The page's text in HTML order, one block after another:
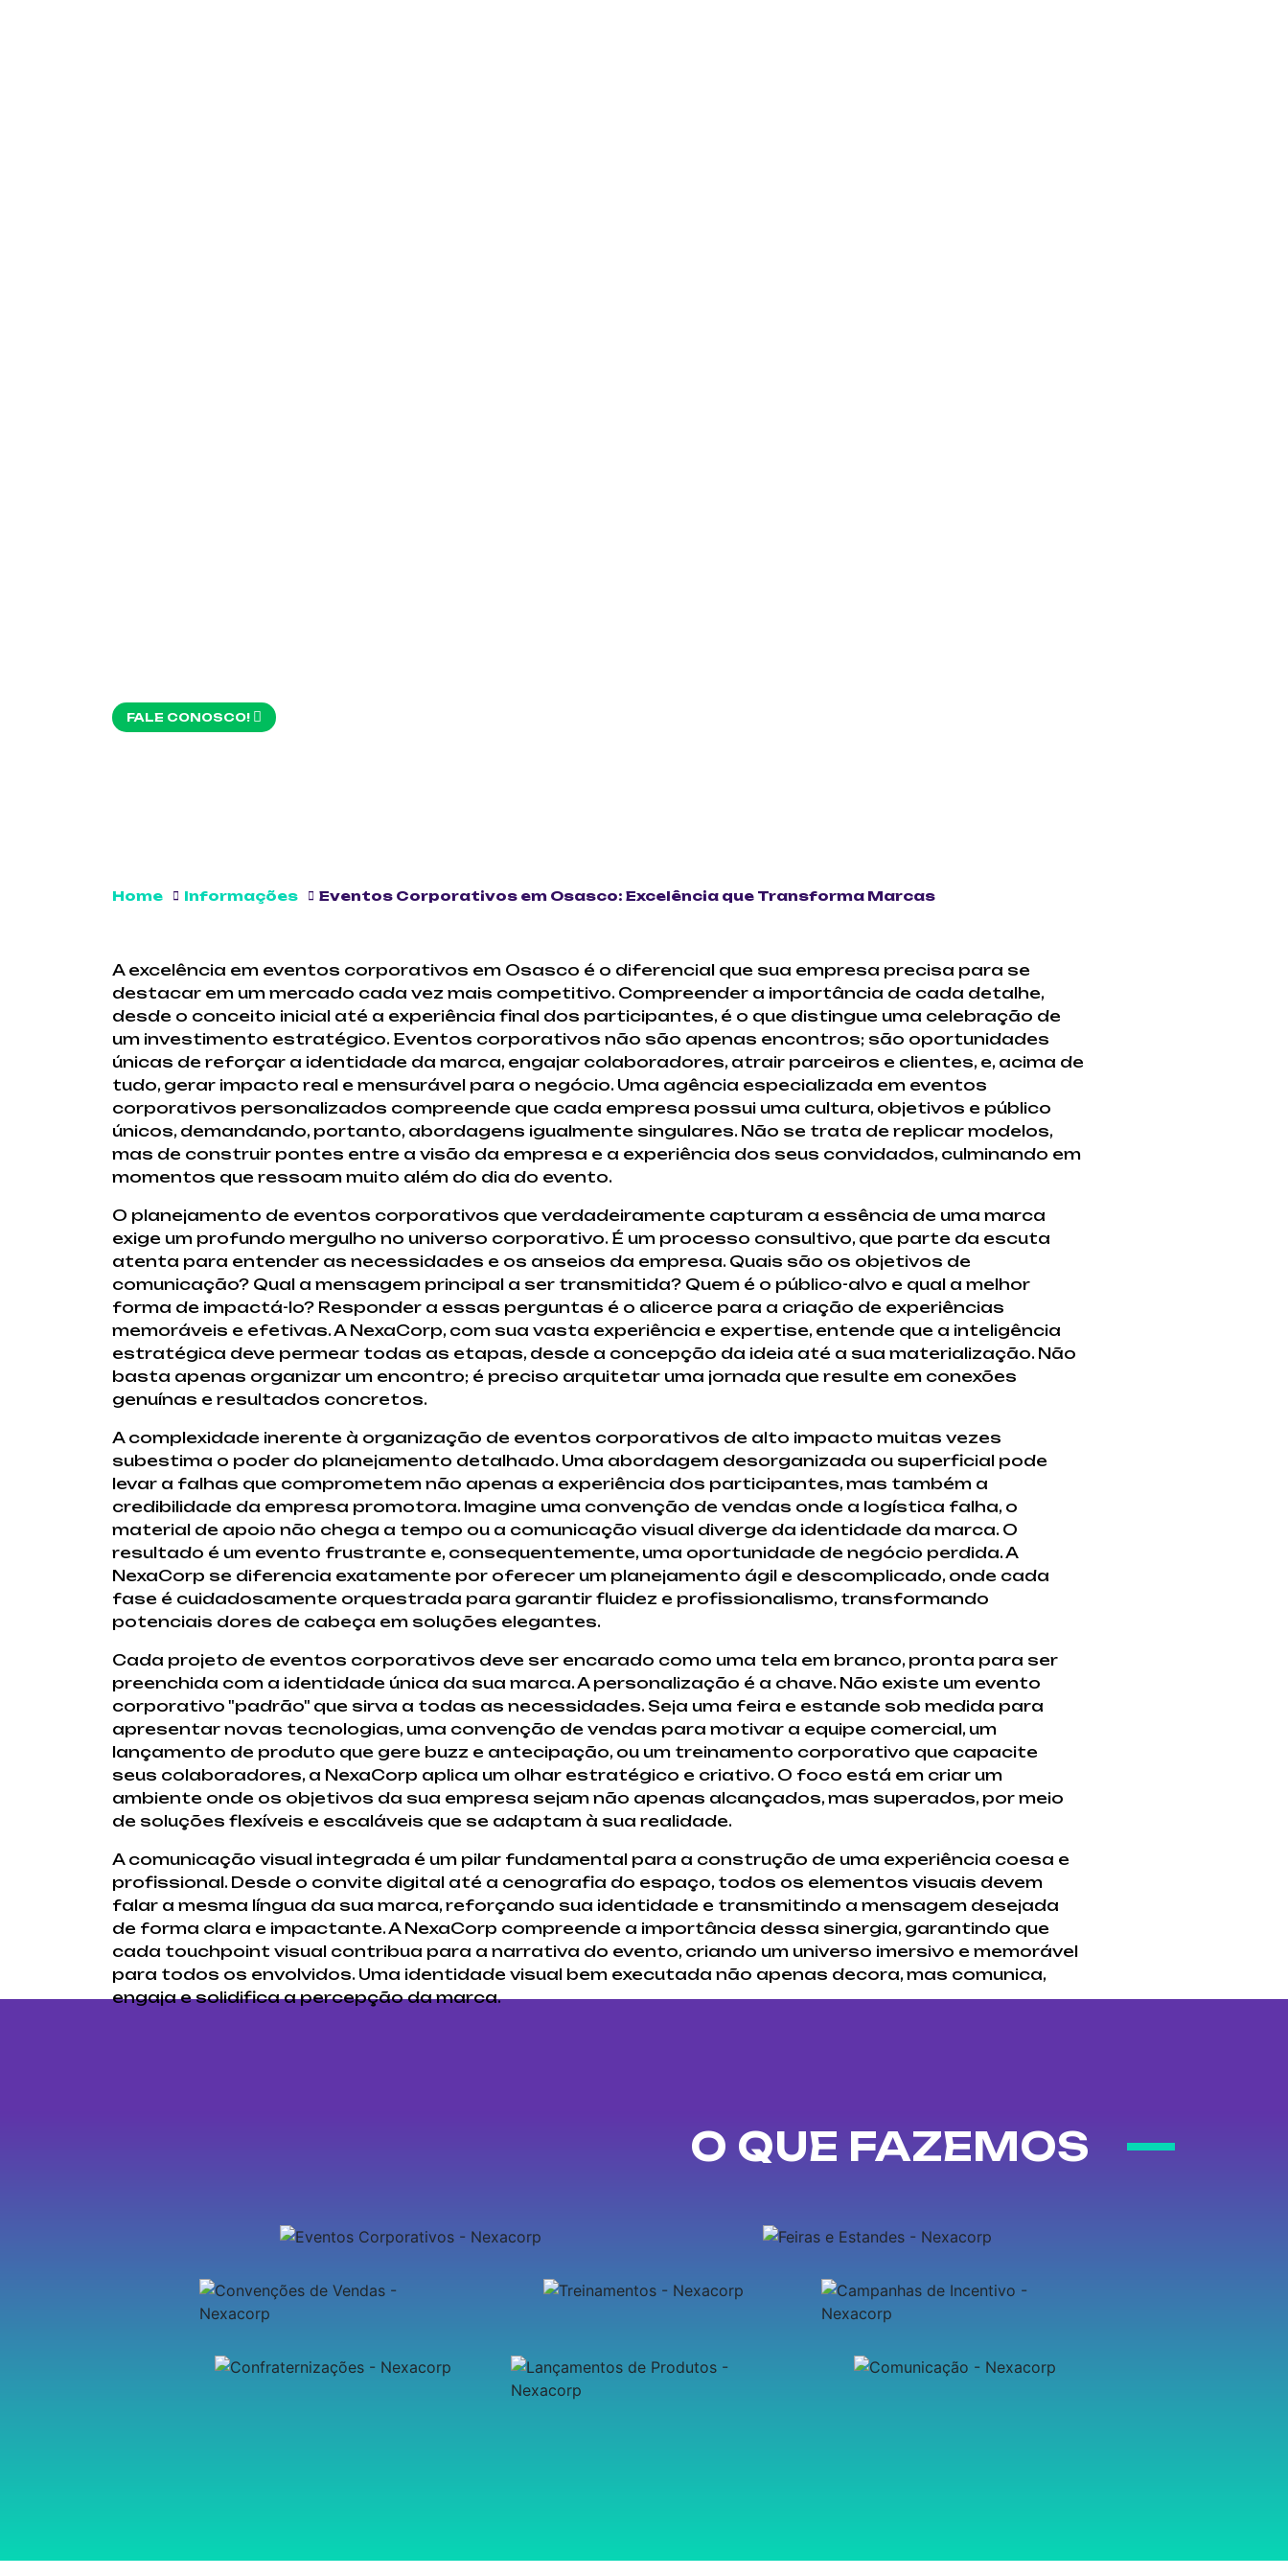
FALE CONOSCO!
Home Informações Eventos Corporativos em Osasco: Excelência que Transforma Marcas
A excelência em eventos corporativos em Osasco é o diferencial que sua empresa precisa para se
destacar em um mercado cada vez mais competitivo. Compreender a importância de cada detalhe,
desde o conceito inicial até a experiência final dos participantes, é o que distingue uma celebração de
um investimento estratégico. Eventos corporativos não são apenas encontros; são oportunidades
únicas de reforçar a identidade da marca, engajar colaboradores, atrair parceiros e clientes, e, acima de
tudo, gerar impacto real e mensurável para o negócio. Uma agência especializada em eventos
corporativos personalizados compreende que cada empresa possui uma cultura, objetivos e público
únicos, demandando, portanto, abordagens igualmente singulares. Não se trata de replicar modelos,
mas de construir pontes entre a visão da empresa e a experiência dos seus convidados, culminando em
momentos que ressoam muito além do dia do evento.
O planejamento de eventos corporativos que verdadeiramente capturam a essência de uma marca
exige um profundo mergulho no universo corporativo. É um processo consultivo, que parte da escuta
atenta para entender as necessidades e os anseios da empresa. Quais são os objetivos de
comunicação? Qual a mensagem principal a ser transmitida? Quem é o público-alvo e qual a melhor
forma de impactá-lo? Responder a essas perguntas é o alicerce para a criação de experiências
memoráveis e efetivas. A NexaCorp, com sua vasta experiência e expertise, entende que a inteligência
estratégica deve permear todas as etapas, desde a concepção da ideia até a sua materialização. Não
basta apenas organizar um encontro; é preciso arquitetar uma jornada que resulte em conexões
genuínas e resultados concretos.
A complexidade inerente à organização de eventos corporativos de alto impacto muitas vezes
subestima o poder do planejamento detalhado. Uma abordagem desorganizada ou superficial pode
levar a falhas que comprometem não apenas a experiência dos participantes, mas também a
credibilidade da empresa promotora. Imagine uma convenção de vendas onde a logística falha, o
material de apoio não chega a tempo ou a comunicação visual diverge da identidade da marca. O
resultado é um evento frustrante e, consequentemente, uma oportunidade de negócio perdida. A
NexaCorp se diferencia exatamente por oferecer um planejamento ágil e descomplicado, onde cada
fase é cuidadosamente orquestrada para garantir fluidez e profissionalismo, transformando
potenciais dores de cabeça em soluções elegantes.
Cada projeto de eventos corporativos deve ser encarado como uma tela em branco, pronta para ser
preenchida com a identidade única da sua marca. A personalização é a chave. Não existe um evento
corporativo "padrão" que sirva a todas as necessidades. Seja uma feira e estande sob medida para
apresentar novas tecnologias, uma convenção de vendas para motivar a equipe comercial, um
lançamento de produto que gere buzz e antecipação, ou um treinamento corporativo que capacite
seus colaboradores, a NexaCorp aplica um olhar estratégico e criativo. O foco está em criar um
ambiente onde os objetivos da sua empresa sejam não apenas alcançados, mas superados, por meio
de soluções flexíveis e escaláveis que se adaptam à sua realidade.
A comunicação visual integrada é um pilar fundamental para a construção de uma experiência coesa e
profissional. Desde o convite digital até a cenografia do espaço, todos os elementos visuais devem
falar a mesma língua da sua marca, reforçando sua identidade e transmitindo a mensagem desejada
de forma clara e impactante. A NexaCorp compreende a importância dessa sinergia, garantindo que
cada touchpoint visual contribua para a narrativa do evento, criando um universo imersivo e memorável
para todos os envolvidos. Uma identidade visual bem executada não apenas decora, mas comunica,
engaja e solidifica a percepção da marca.
O QUE FAZEMOS